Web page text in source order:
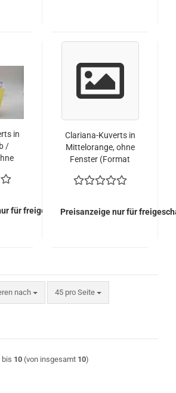
in
/
für freigeschaltete Kunden
Clariana-Kuverts in
Mittelorange, ohne
Fenster (Format
Preisanzeige nur für
nach
nach 45 pro Seite
pro Seite
bis 10 (von insgesamt 10)